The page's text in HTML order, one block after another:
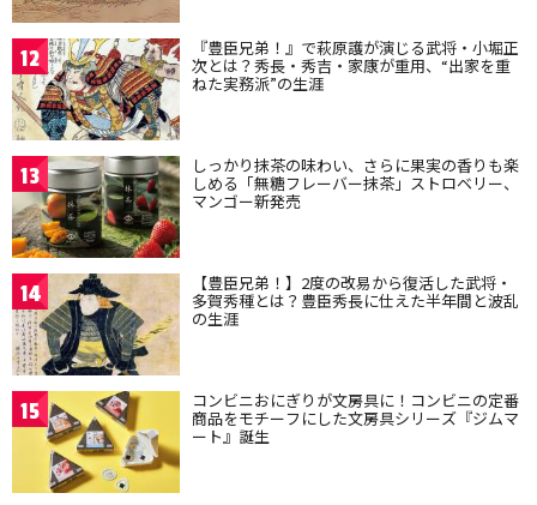
12 『豊臣兄弟！』で萩原護が演じる武将・小堀正
次とは？秀長・秀吉・家康が重用、“出家を重
ねた実務派”の生涯
13 しっかり抹茶の味わい、さらに果実の香りも楽
しめる「無糖フレーバー抹茶」ストロベリー、
マンゴー新発売
14 【豊臣兄弟！】2度の改易から復活した武将・
多賀秀種とは？豊臣秀長に仕えた半年間と波乱
の生涯
15 コンビニおにぎりが文房具に！コンビニの定番
商品をモチーフにした文房具シリーズ『ジムマ
ート』誕生